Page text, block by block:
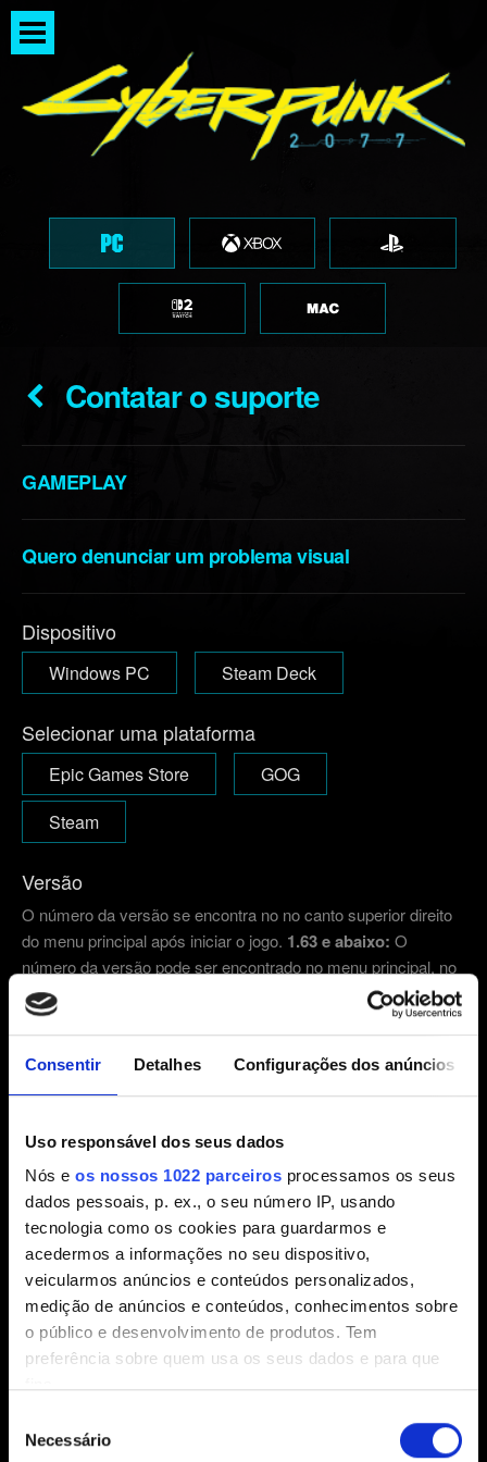
Consentir Detalhes Configurações dos anúncios
Uso responsável dos seus dados
Nós e os nossos 1022 parceiros processamos os seus
dados pessoais, p. ex., o seu número IP, usando
tecnologia como os cookies para guardarmos e
acedermos a informações no seu dispositivo,
veicularmos anúncios e conteúdos personalizados,
medição de anúncios e conteúdos, conhecimentos sobre
o público e desenvolvimento de produtos. Tem
preferência sobre quem usa os seus dados e para que
Se permitir, gostaríamos também de:
Necessário
Contatar o suporte
GAMEPLAY
Quero denunciar um problema visual
Dispositivo
Windows PC Steam Deck
Selecionar uma plataforma
Epic Games Store
GOG
Steam
Versão
O número da versão se encontra no no canto superior direito
do menu principal após iniciar o jogo. 1.63 e abaixo: O
número da versão pode ser encontrado no menu principal, no
canto direito inferior.
Outra
E-mail (cuidado com erros de digitação!)
Breve descrição do problema
Adicionar arquivo